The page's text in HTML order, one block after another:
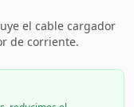
el cable cargador
de corriente.